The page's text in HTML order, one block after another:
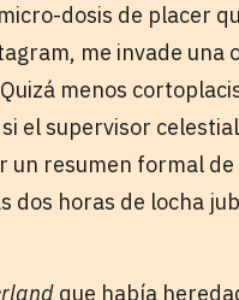
dosis de placer
me invade una
menos
el supervisor
resumen formal
dos horas de locha
que había